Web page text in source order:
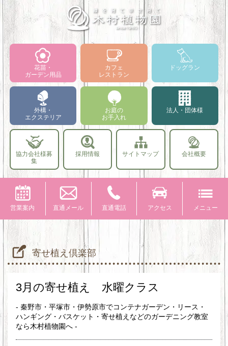
花苗・
ガーデン用品
カフェ
レストラン
ドッグラン
外構・
エクステリア
お庭の
お手入れ
法人・団体様
協力会社様募
集
採用情報 サイトマップ 会社概要
営業案内 直通メール 直通電話 アクセス メニュー
寄せ植え倶楽部
3月の寄せ植え 水曜クラス
- 秦野市・平塚市・伊勢原市でコンテナガーデン・リース・
ハンギング・バスケット・寄せ植えなどのガーデニング教室
なら木村植物園へ -